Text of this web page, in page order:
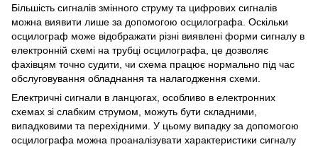
Більшість сигналів змінного струму та цифрових сигналів
можна виявити лише за допомогою осцилографа. Оскільки
осцилограф може відображати різні виявлені форми сигналу в
електронній схемі на трубці осцилографа, це дозволяє
фахівцям точно судити, чи схема працює нормально під час
обслуговування обладнання та налагодження схеми.
Електричні сигнали в ланцюгах, особливо в електронних
схемах зі слабким струмом, можуть бути складними,
випадковими та перехідними. У цьому випадку за допомогою
осцилографа можна проаналізувати характеристики сигналу